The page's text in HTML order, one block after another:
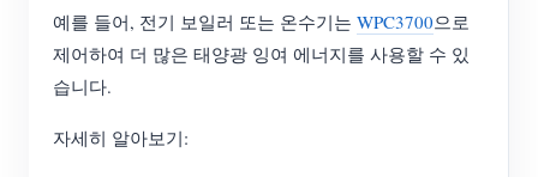
예를 들어, 전기 보일러 또는 온수기는 WPC3700으로
제어하여 더 많은 태양광 잉여 에너지를 사용할 수 있
습니다.
자세히 알아보기: